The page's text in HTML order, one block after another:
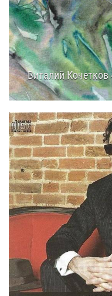
Виталий Кочетков
27.07.2014 14:00